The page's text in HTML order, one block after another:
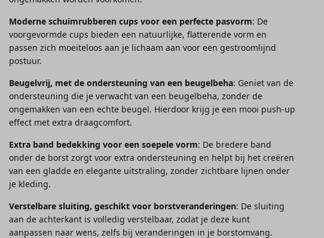
Moderne schuimrubberen cups voor een perfecte pasvorm: De
voorgevormde cups bieden een natuurlijke, flatterende vorm en
passen zich moeiteloos aan je lichaam aan voor een gestroomlijnd
postuur.
Beugelvrij, met de ondersteuning van een beugelbeha: Geniet van de
ondersteuning die je verwacht van een beugelbeha, zonder de
ongemakken van een echte beugel. Hierdoor krijg je een mooi push-up
effect met extra draagcomfort.
Extra band bedekking voor een soepele vorm: De bredere band
onder de borst zorgt voor extra ondersteuning en helpt bij het creëren
van een gladde en elegante uitstraling, zonder zichtbare lijnen onder
je kleding.
Verstelbare sluiting, geschikt voor borstveranderingen: De sluiting
aan de achterkant is volledig verstelbaar, zodat je deze kunt
aanpassen naar wens, zelfs bij veranderingen in je borstomvang.